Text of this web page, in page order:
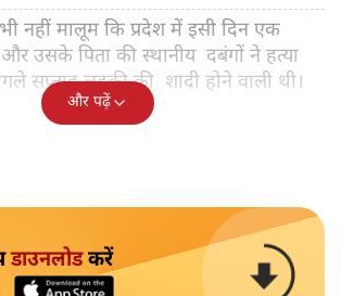
नहीं मालूम कि प्रदेश में इसी दिन एक
उसके पिता की स्थानीय दबंगों ने हत्या
सप्ताह लड़की की शादी होने वाली थी।
और पढ़ें
डाउनलोडकरें